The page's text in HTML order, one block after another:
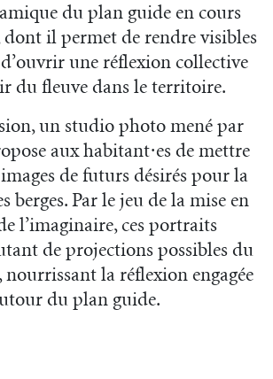
du plan guide en cours
dont il permet de rendre visibles
une réflexion collective
du fleuve dans le territoire.
un studio photo mené par
aux habitant·es de mettre
images de futurs désirés pour la
berges. Par le jeu de la mise en
l’imaginaire, ces portraits
de projections possibles du
nourrissant la réflexion engagée
du plan guide.